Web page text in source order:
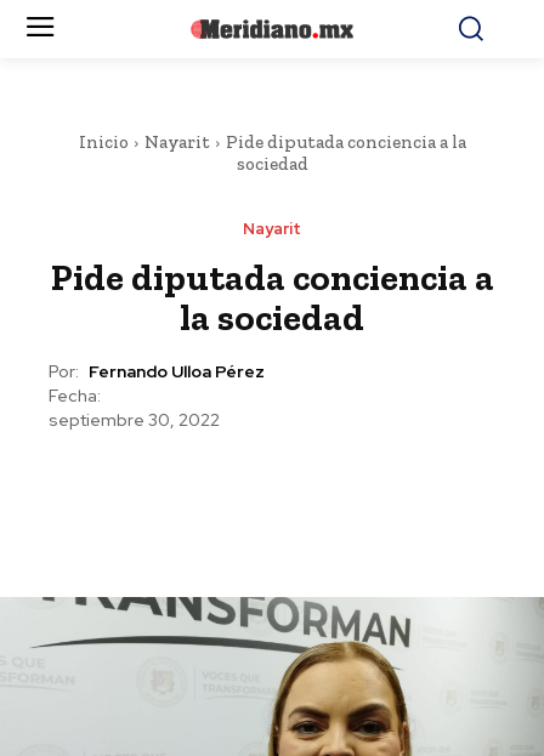
Inicio Nayarit
Pide diputada conciencia a la
sociedad
Nayarit
Pide diputada conciencia a
la sociedad
Por: Fernando Ulloa Pérez
Fecha:
septiembre 30, 2022